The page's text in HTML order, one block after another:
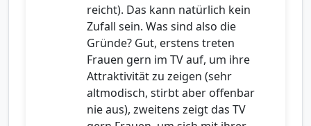
reicht). Das kann natürlich kein
Zufall sein. Was sind also die
Gründe? Gut, erstens treten
Frauen gern im TV auf, um ihre
Attraktivität zu zeigen (sehr
altmodisch, stirbt aber offenbar
nie aus), zweitens zeigt das TV